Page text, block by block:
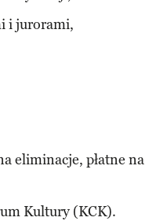
i jurorami,
eliminacje, płatne na
Kultury (KCK).